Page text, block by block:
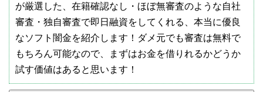
が厳選した、在籍確認なし・ほぼ無審査のような自社
審査・独自審査で即日融資をしてくれる、本当に優良
なソフト闇金を紹介します！ダメ元でも審査は無料で
もちろん可能なので、まずはお金を借りれるかどうか
試す価値はあると思います！